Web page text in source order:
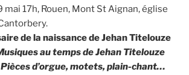
mai 17h, Rouen, Mont St Aignan, église
de la naissance de Jehan Titelouze
au temps de Jehan Titelouze
Pièces d’orgue, motets, plain-chant…